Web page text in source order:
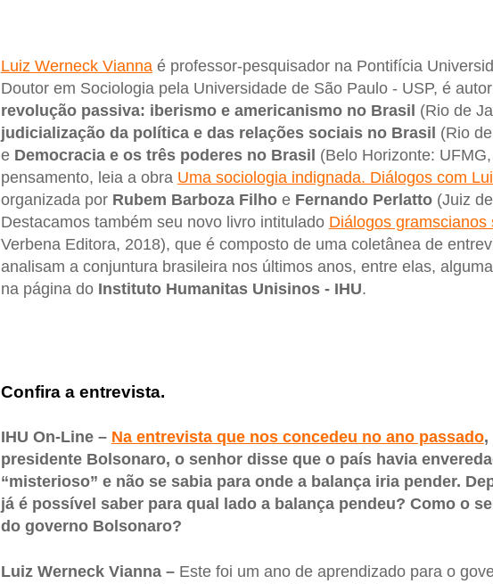
Luiz Werneck Viannaé professor-pesquisador na Pontifícia
Doutor em Sociologia pela Universidade de São Paulo - USP, é
revolução passiva: iberismo e americanismo no Brasil (Rio de
judicialização da política e das relações sociais no Brasil (Rio
e Democracia e os três poderes no Brasil (Belo Horizonte:
pensamento, leia a obra Uma sociologia indignada. Diálogos com
organizada por Rubem Barboza Filhoe Fernando Perlatto(Juiz de
Destacamos também seu novo livro intitulado Diálogos gramscianos
Verbena Editora, 2018), que é composto de uma coletânea de
analisam a conjuntura brasileira nos últimos anos, entre elas,
na página do Instituto Humanitas Unisinos - IHU.
Confira a entrevista.
IHU On-Line – Na entrevista que nos concedeu no ano passado,
presidente Bolsonaro, o senhor disse que o país havia
“misterioso” e não se sabia para onde a balança iria pender.
já é possível saber para qual lado a balança pendeu? Como o
do governo Bolsonaro?
Luiz Werneck Vianna –Este foi um ano de aprendizado para o